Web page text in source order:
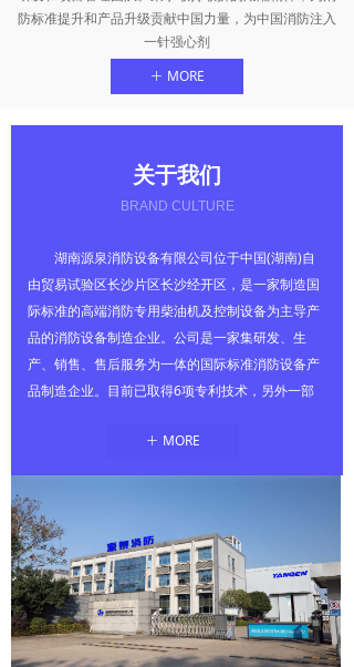
关于我们
BRAND CULTURE
湖南源泉消防设备有限公司位于中国(湖南)自
由贸易试验区长沙片区长沙经开区，是一家制造国
际标准的高端消防专用柴油机及控制设备为主导产
品的消防设备制造企业。公司是一家集研发、生
产、销售、售后服务为一体的国际标准消防设备产
品制造企业。目前已取得6项专利技术，另外一部
型中小企业称号，2024 年被评定为国家高新技术
系认证。自行设计建造的柴油机实验室也已经通过
了美国 UL 公司的目击试验，柴油机控制装置已通
过美国 UL50/UL50E 认证，可以进入国际市场销
售。消防专用柴油机样机目前正在申请UL1247的
国际认证中，产品符合FM、NFPA20等国际标准要
求。
公司秉承敢打敢拼的湖湘精神，勇于创新，致
ꄶ MORE
防标准提升和产品升级贡献中国力量，为中国消防注入
一针强心剂
ꄶ MORE